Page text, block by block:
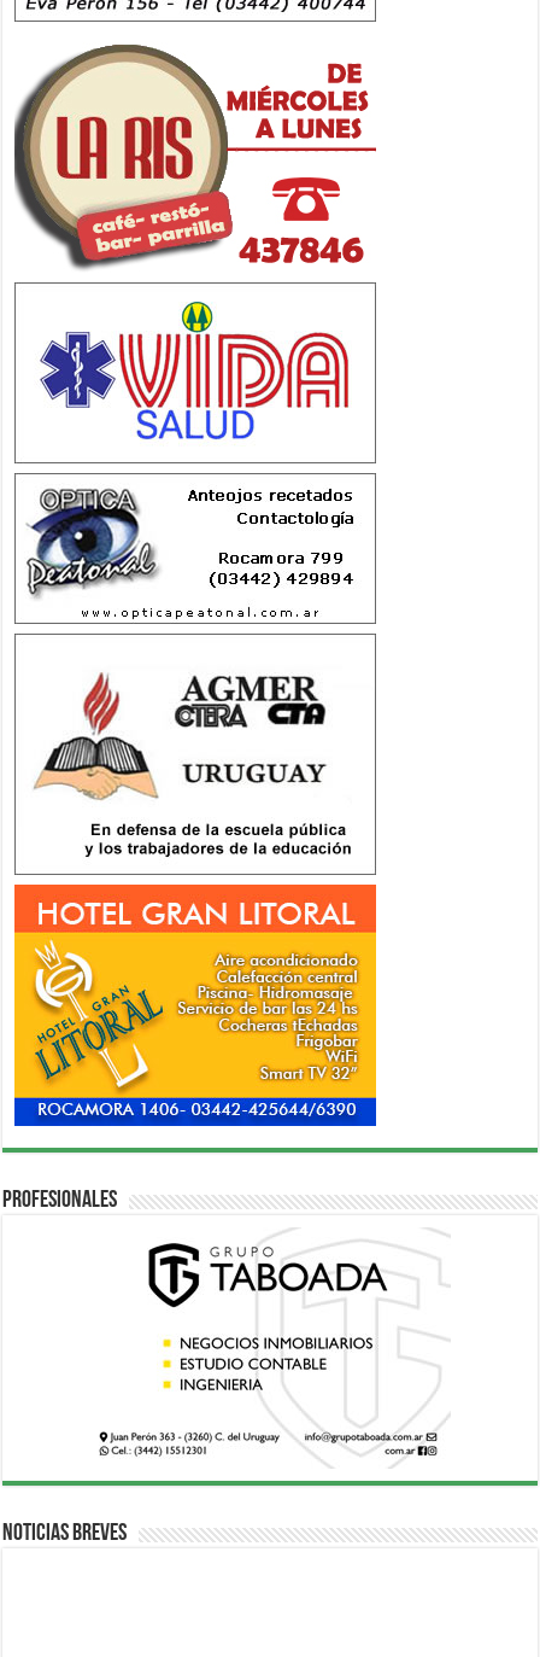
Profesionales
Noticias breves